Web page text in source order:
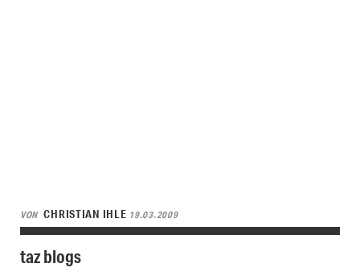
VON CHRISTIAN IHLE 19.03.2009
taz blogs